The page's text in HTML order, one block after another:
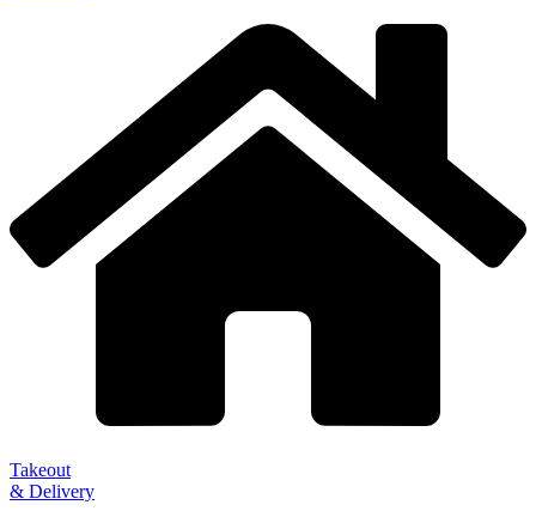
Takeout
& Delivery